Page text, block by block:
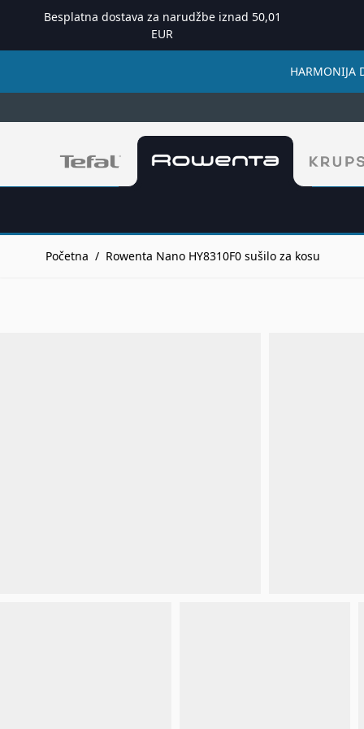
Besplatna dostava za narudžbe iznad 50,01
EUR
Početna / Rowenta Nano HY8310F0 sušilo za kosu